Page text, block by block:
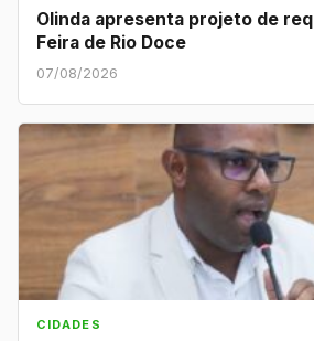
Olinda apresenta projeto de
Feira de Rio Doce
07/08/2026
CIDADES